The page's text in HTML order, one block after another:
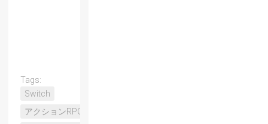
Tags:
Switch
アクションRPG